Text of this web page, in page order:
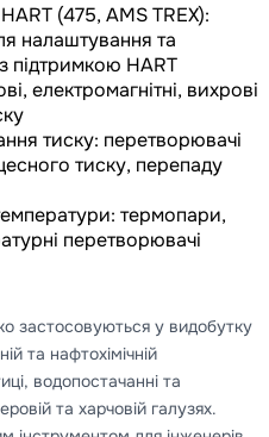
(475, AMS TREX):
налаштування та
підтримкою HART
електромагнітні, вихрові
тиску: перетворювачі
тиску, перепаду
термопари,
перетворювачі
застосовуються у видобутку
та нафтохімічній
водопостачанні та
та харчовій галузях.